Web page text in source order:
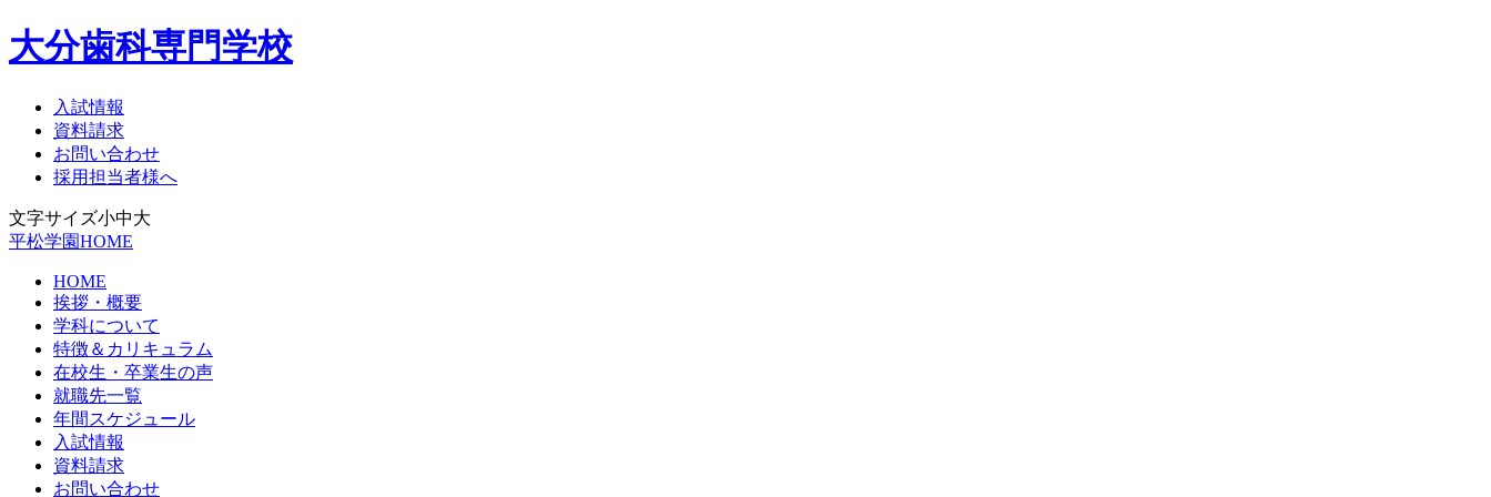
大分歯科専門学校
入試情報
資料請求
お問い合わせ
採用担当者様へ
文字サイズ小中大
平松学園HOME
HOME
挨拶・概要
学科について
特徴＆カリキュラム
在校生・卒業生の声
就職先一覧
年間スケジュール
入試情報
資料請求
お問い合わせ